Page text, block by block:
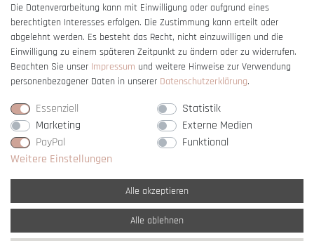
Vertrag widerrufen
Die Datenverarbeitung kann mit Einwilligung oder aufgrund eines
berechtigten Interesses erfolgen. Die Zustimmung kann erteilt oder
abgelehnt werden. Es besteht das Recht, nicht einzuwilligen und die
Einwilligung zu einem späteren Zeitpunkt zu ändern oder zu widerrufen.
Beachten Sie unser Impressum und weitere Hinweise zur Verwendung
personenbezogener Daten in unserer Daten­schutz­erklärung.
Essenziell
Statistik
Marketing
Externe Medien
PayPal
Funktional
Weitere Einstellungen
Alle akzeptieren
Alle ablehnen